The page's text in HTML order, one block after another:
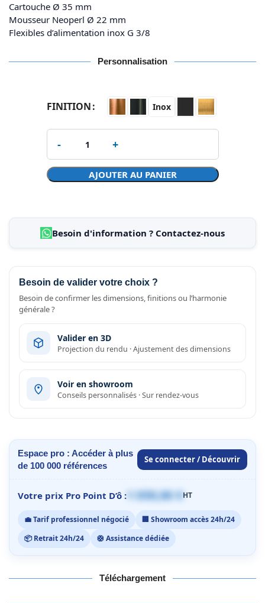
Cartouche Ø 35 mm
Mousseur Neoperl Ø 22 mm
Flexibles d’alimentation inox G 3/8
Personnalisation
FINITION Inox
AJOUTER AU PANIER
Besoin d'information ? Contactez-nous
Besoin de valider votre choix ?
Besoin de confirmer les dimensions, finitions ou l’harmonie
générale ?
Valider en 3D
Projection du rendu · Ajustement des dimensions
Voir en showroom
Conseils personnalisés · Sur rendez-vous
Espace pro : Accéder à plus
de 100 000 références
Se connecter / Découvrir
Votre prix Pro Point D’ô : 1 059,00 €HT
💼 Tarif professionnel négocié
🏢 Showroom accès 24h/24
📦 Retrait 24h/24
🛟 Assistance dédiée
Téléchargement